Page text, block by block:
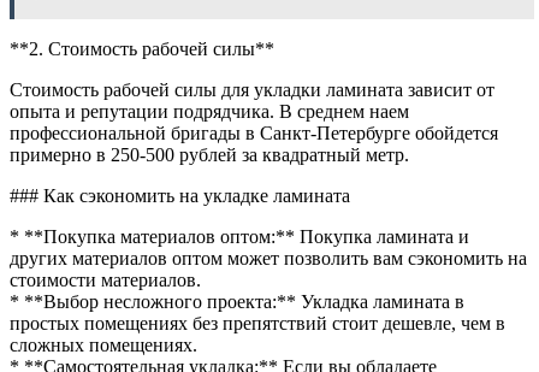
**2. Стоимость рабочей силы**
Стоимость рабочей силы для укладки ламината зависит от
опыта и репутации подрядчика. В среднем наем
профессиональной бригады в Санкт-Петербурге обойдется
примерно в 250-500 рублей за квадратный метр.
### Как сэкономить на укладке ламината
* **Покупка материалов оптом:** Покупка ламината и
других материалов оптом может позволить вам сэкономить на
стоимости материалов.
* **Выбор несложного проекта:** Укладка ламината в
простых помещениях без препятствий стоит дешевле, чем в
сложных помещениях.
* **Самостоятельная укладка:** Если вы обладаете